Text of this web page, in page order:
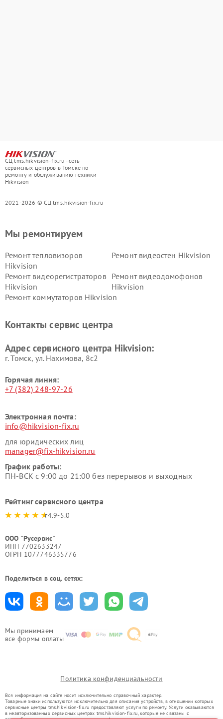
СЦ tms.hikvision-fix.ru - сеть
сервисных центров в Томске по
ремонту и обслуживанию техники
Hikvision
2021-2026 © СЦ tms.hikvision-fix.ru
Мы принимаем
все формы оплаты
Мы ремонтируем
Ремонт тепловизоров
Hikvision
Ремонт видеостен Hikvision
Ремонт видеорегистраторов
Hikvision
Ремонт видеодомофонов
Hikvision
Ремонт коммутаторов Hikvision
Контакты сервис центра
Адрес сервисного центра Hikvision:
г. Томск, ул. Нахимова, 8с2
Горячая линия:
+7 (382) 248-97-26
Электронная почта:
info@hikvision-fix.ru
для юридических лиц
manager@fix-hikvision.ru
График работы:
ПН-ВСК с 9:00 до 21:00 без перерывов и выходных
Рейтинг сервисного центра
4.9-5.0
ООО "Русервис"
ИНН 7702633247
ОГРН 1077746335776
Поделиться в соц. сетях:
Политика конфиденциальности
Вся информация на сайте носит исключительно справочный характер.
Товарные знаки используются исключительно для описания устройств, в отношении которых
сервисные центры tms.hikvision-fix.ru предоставляют услуги по ремонту. Услуги оказываются
в неавторизованных сервисных центрах tms.hikvision-fix.ru, которые не связаны с